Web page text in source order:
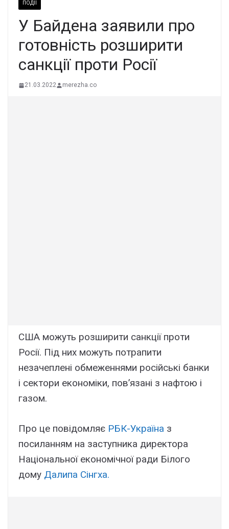
ПОДІЇ
У Байдена заявили про
готовність розширити
санкції проти Росії
21.03.2022 merezha.co
США можуть розширити санкції проти
Росії. Під них можуть потрапити
незачеплені обмеженнями російські банки
і сектори економіки, пов’язані з нафтою і
газом.
Про це повідомляє РБК-Україна з
посиланням на заступника директора
Національної економічної ради Білого
дому Далипа Сінгха.